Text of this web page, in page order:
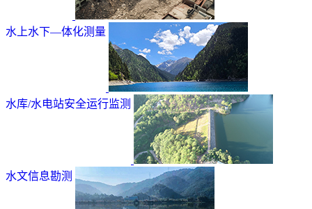
水上水下—体化测量
水库/水电站安全运行监测
水文信息勘测